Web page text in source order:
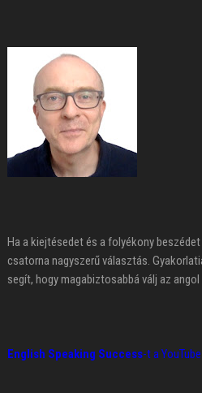
Ha a kiejtésedet és a folyékony
csatorna nagyszerű választás.
segít, hogy magabiztosabbá válj az
English Speaking Success-t a